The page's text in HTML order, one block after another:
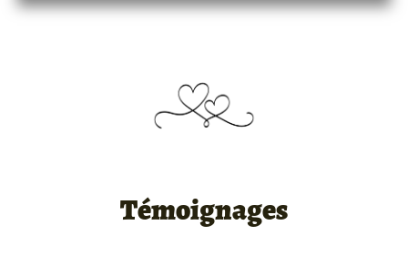
Témoignages